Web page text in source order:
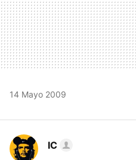
14 Mayo 2009
IC